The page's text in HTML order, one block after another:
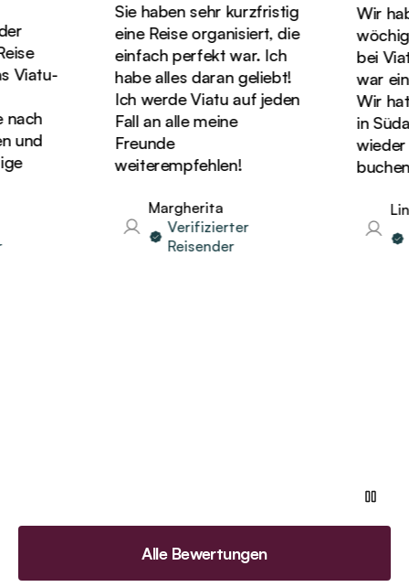
Sie haben sehr kurzfristig
eine Reise organisiert, die
einfach perfekt war. Ich
habe alles daran geliebt!
Ich werde Viatu auf jeden
Fall an alle meine
Freunde
weiterempfehlen!
Margherita
Verifizierter
Reisender
Wir
bei
war
Wir
in
wieder
buchen!
Linda
Alle Bewertungen